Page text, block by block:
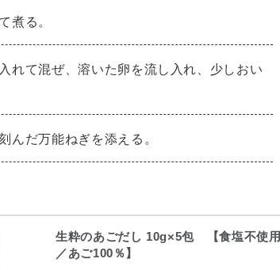
煮る。
れて混ぜ、溶いた卵を流し入れ、少しおい
んだ万能ねぎを添える。
生粋のあごだし 10g×5包 【食塩不使用
／あご100％】